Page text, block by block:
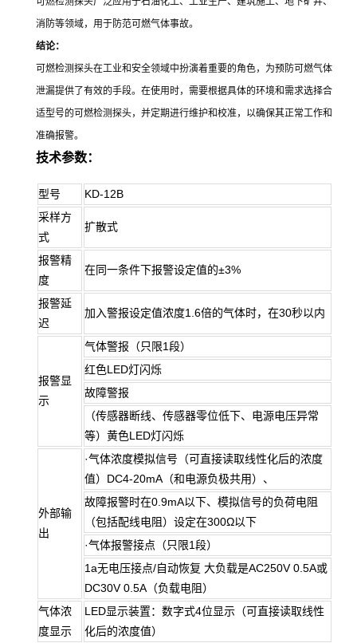
消防等领域，用于防范可燃气体事故。
结论：
可燃检测探头在工业和安全领域中扮演着重要的角色，为预防可燃气体
泄漏提供了有效的手段。在使用时，需要根据具体的环境和需求选择合
适型号的可燃检测探头，并定期进行维护和校准，以确保其正常工作和
准确报警。
技术参数：
型号
KD-12B
采样方
式
扩散式
报警精
度
在同一条件下报警设定值的±3%
报警延
迟
加入警报设定值浓度1.6倍的气体时，在30秒以内
报警显
示
气体警报（只限1段）
红色LED灯闪烁
故障警报
（传感器断线、传感器零位低下、电源电压异常
等）黄色LED灯闪烁
外部输
出
·气体浓度模拟信号（可直接读取线性化后的浓度
值）DC4-20mA（和电源负极共用）、
故障报警时在0.9mA以下、模拟信号的负荷电阻
（包括配线电阻）设定在300Ω以下
·气体报警接点（只限1段）
1a无电压接点/自动恢复 大负载是AC250V 0.5A或
DC30V 0.5A（负载电阻）
气体浓
度显示
LED显示装置：数字式4位显示（可直接读取线性
化后的浓度值）